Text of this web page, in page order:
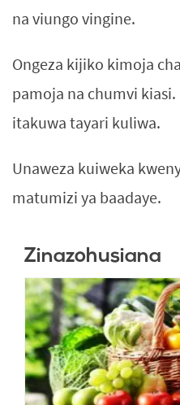
na viungo vingine.
Ongeza kijiko kimoja
pamoja na chumvi
itakuwa tayari kuliwa.
Unaweza kuiweka
matumizi ya baadaye.
Zinazohusiana